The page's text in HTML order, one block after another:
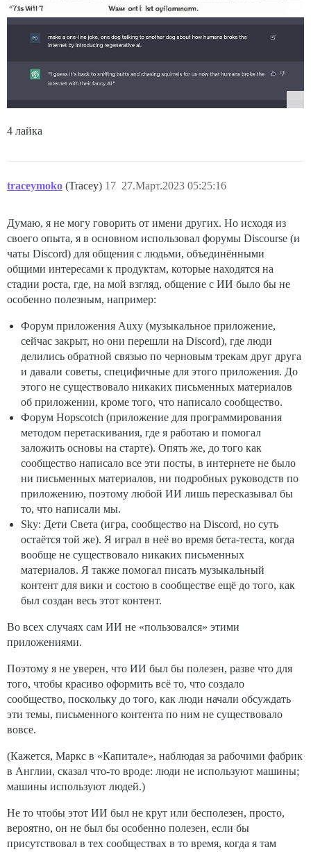
4 лайка
traceymoko (Tracey) 27.Март.2023 05:25:16
17
Думаю, я не могу говорить от имени других. Но исходя из
своего опыта, я в основном использовал форумы Discourse (и
чаты Discord) для общения с людьми, объединёнными
общими интересами к продуктам, которые находятся на
стадии роста, где, на мой взгляд, общение с ИИ было бы не
особенно полезным, например:
Форум приложения Auxy (музыкальное приложение,
сейчас закрыт, но они перешли на Discord), где люди
делились обратной связью по черновым трекам друг друга
и давали советы, специфичные для этого приложения. До
этого не существовало никаких письменных материалов
об приложении, кроме того, что написало сообщество.
Форум Hopscotch (приложение для программирования
методом перетаскивания, где я работаю и помогал
заложить основы на старте). Опять же, до того как
сообщество написало все эти посты, в интернете не было
ни письменных материалов, ни подробных руководств по
приложению, поэтому любой ИИ лишь пересказывал бы
то, что написали мы.
Sky: Дети Света (игра, сообщество на Discord, но суть
остаётся той же). Я играл в неё во время бета-теста, когда
вообще не существовало никаких письменных
материалов. Я также помогал писать музыкальный
контент для вики и состою в сообществе ещё до того, как
был создан весь этот контент.
Во всех случаях сам ИИ не «пользовался» этими
приложениями.
Поэтому я не уверен, что ИИ был бы полезен, разве что для
того, чтобы красиво оформить всё то, что создало
сообщество, поскольку до того, как люди начали обсуждать
эти темы, письменного контента по ним не существовало
вовсе.
(Кажется, Маркс в «Капитале», наблюдая за рабочими фабрик
в Англии, сказал что-то вроде: люди не используют машины;
машины используют людей.)
Не то чтобы этот ИИ был не крут или бесполезен, просто,
вероятно, он не был бы особенно полезен, если бы
присутствовал в тех сообществах в то время, когда я там